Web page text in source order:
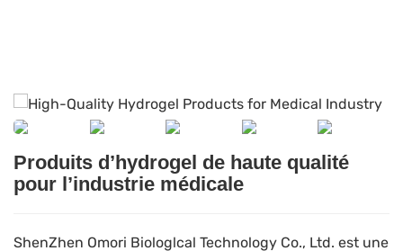
Produits d’hydrogel de haute qualité
pour l’industrie médicale
ShenZhen Omori Biologlcal Technology Co., Ltd. est une